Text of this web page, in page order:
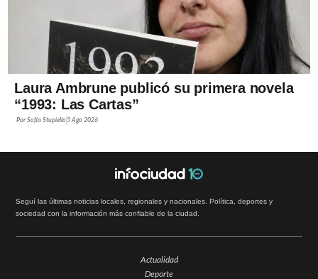
Laura Ambrune publicó su primera novela
“1993: Las Cartas”
PorSofía Stupiello5 Ago 2026
Seguí las últimas noticias locales, regionales y nacionales. Política, deportes y
sociedad con la información más confiable de la ciudad.
Actualidad
Deporte